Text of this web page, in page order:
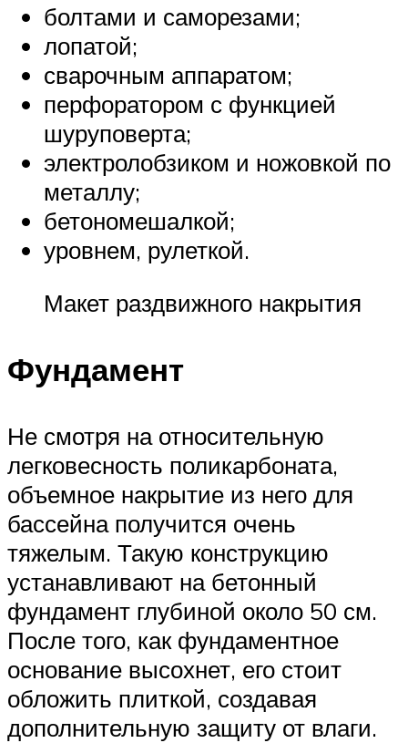
болтами и саморезами;
лопатой;
сварочным аппаратом;
перфоратором с функцией
шуруповерта;
электролобзиком и ножовкой по
металлу;
бетономешалкой;
уровнем, рулеткой.
Макет раздвижного накрытия
Фундамент
Не смотря на относительную
легковесность поликарбоната,
объемное накрытие из него для
бассейна получится очень
тяжелым. Такую конструкцию
устанавливают на бетонный
фундамент глубиной около 50 см.
После того, как фундаментное
основание высохнет, его стоит
обложить плиткой, создавая
дополнительную защиту от влаги.